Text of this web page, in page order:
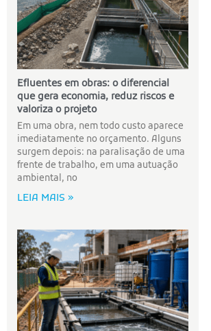
Efluentes em obras: o diferencial
que gera economia, reduz riscos e
valoriza o projeto
Em uma obra, nem todo custo aparece
imediatamente no orçamento. Alguns
surgem depois: na paralisação de uma
frente de trabalho, em uma autuação
ambiental, no
LEIA MAIS »